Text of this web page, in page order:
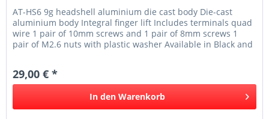
AT-HS6 9g headshell aluminium die cast body Die-cast
aluminium body Integral finger lift Includes terminals quad
wire 1 pair of 10mm screws and 1 pair of 8mm screws 1
pair of M2.6 nuts with plastic washer Available in Black and
29,00 € *
In den Warenkorb